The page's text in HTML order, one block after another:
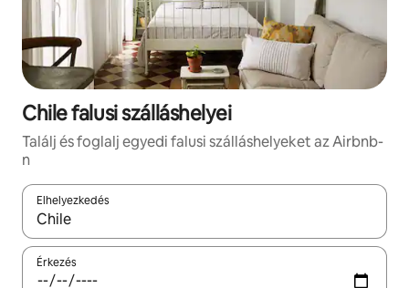
Chile falusi szálláshelyei
Találj és foglalj egyedi falusi szálláshelyeket az Airbnb-
n
Elhelyezkedés
Az eredmények között a felfelé és a lefelé nyíllal
Érkezés